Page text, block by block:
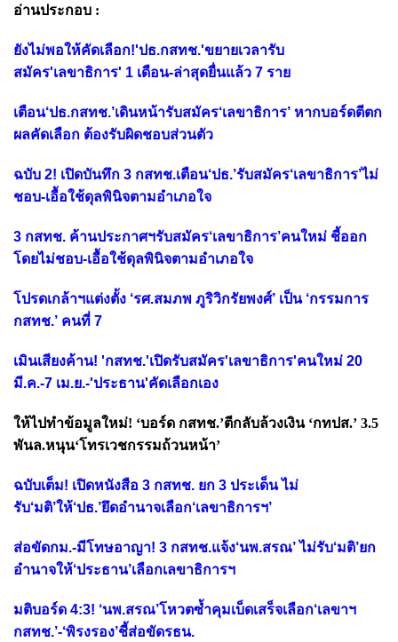
อ่านประกอบ :
ยังไม่พอให้คัดเลือก!'ปธ.กสทช.'ขยายเวลารับ
สมัคร'เลขาธิการ' 1 เดือน-ล่าสุดยื่นแล้ว 7 ราย
เตือน‘ปธ.กสทช.’เดินหน้ารับสมัคร‘เลขาธิการ’ หากบอร์ดตีตก
ผลคัดเลือก ต้องรับผิดชอบส่วนตัว
ฉบับ 2! เปิดบันทึก 3 กสทช.เตือน‘ปธ.’รับสมัคร‘เลขาธิการ’ไม่
ชอบ-เอื้อใช้ดุลพินิจตามอำเภอใจ
3 กสทช. ค้านประกาศฯรับสมัคร‘เลขาธิการ’คนใหม่ ชี้ออก
โดยไม่ชอบ-เอื้อใช้ดุลพินิจตามอำเภอใจ
โปรดเกล้าฯแต่งตั้ง ‘รศ.สมภพ ภูริวิกรัยพงศ์’ เป็น ‘กรรมการ
กสทช.’ คนที่ 7
เมินเสียงค้าน! 'กสทช.'เปิดรับสมัคร'เลขาธิการ'คนใหม่ 20
มี.ค.-7 เม.ย.-'ประธาน'คัดเลือกเอง
ให้ไปทำข้อมูลใหม่! ‘บอร์ด กสทช.’ตีกลับล้วงเงิน ‘กทปส.’ 3.5
พันล.หนุน‘โทรเวชกรรมถ้วนหน้า’
ฉบับเต็ม! เปิดหนังสือ 3 กสทช. ยก 3 ประเด็น ไม่
รับ‘มติ’ให้‘ปธ.’ยึดอำนาจเลือก‘เลขาธิการฯ’
ส่อขัดกม.-มีโทษอาญา! 3 กสทช.แจ้ง‘นพ.สรณ’ ไม่รับ‘มติ’ยก
อำนาจให้‘ประธาน’เลือกเลขาธิการฯ
มติบอร์ด 4:3! ‘นพ.สรณ’โหวตซ้ำคุมเบ็ดเสร็จเลือก‘เลขาฯ
กสทช.’-‘พิรงรอง’ชี้ส่อขัดรธน.